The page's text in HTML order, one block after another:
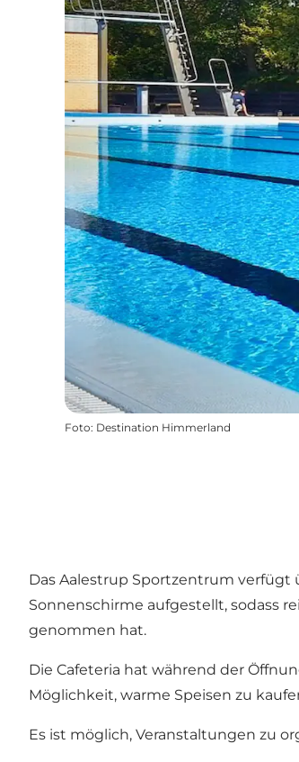
Foto: Destination Himmerland
Das Aalestrup Sportzentrum verfügt
Sonnenschirme aufgestellt, sodass
genommen hat.
Die Cafeteria hat während der
Möglichkeit, warme Speisen zu
Es ist möglich, Veranstaltungen zu